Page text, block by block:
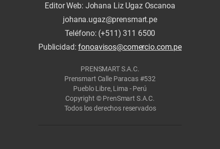
Editor Web: Johana Liz Ugaz Oscanoa
johana.ugaz@prensmart.pe
Teléfono: (+511) 311 6500
Publicidad:fonoavisos@comercio.com.pe
PRENSMART S.A.C.
Prensmart Calle Paracas #532
Pueblo Libre, Lima - Perú
Copyright © PrenSmart S.A.C.
Todos los derechos reservados